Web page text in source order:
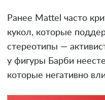
Ранее Mattel часто
кукол, которые
стереотипы —
у фигуры Барби
которые негативно